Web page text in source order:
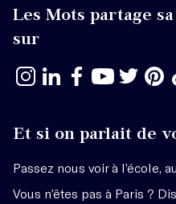
Les Mots partage
sur
Et si on parlait de
Passez nous voir à l’école, au
Vous n’êtes pas à Paris ?